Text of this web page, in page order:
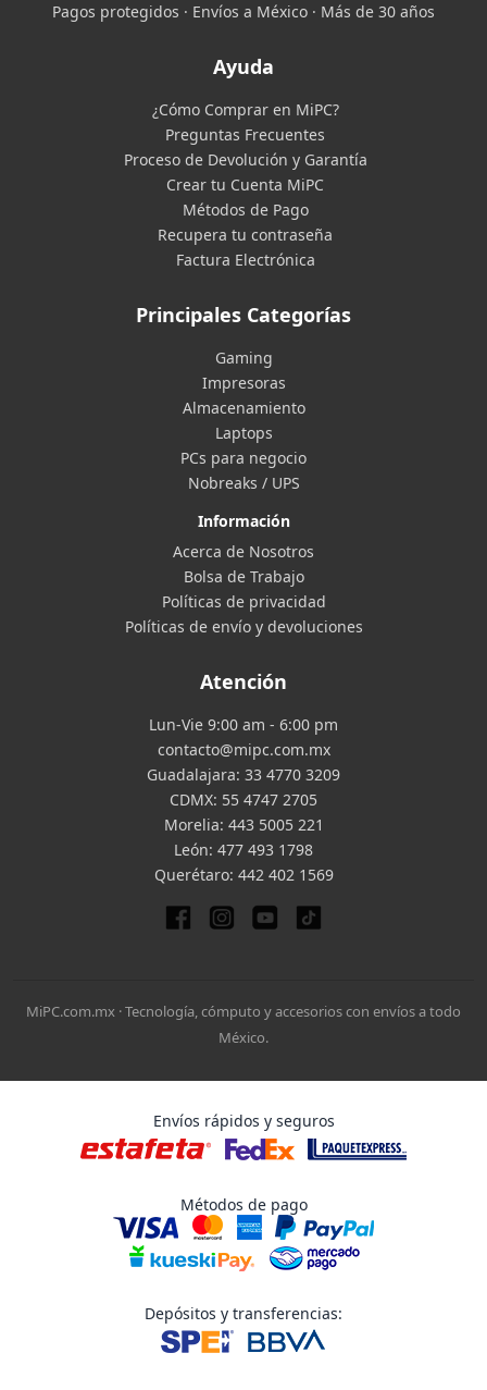
Pagos protegidos · Envíos a México · Más de 30 años
Ayuda
¿Cómo Comprar en MiPC?
Preguntas Frecuentes
Proceso de Devolución y Garantía
Crear tu Cuenta MiPC
Métodos de Pago
Recupera tu contraseña
Factura Electrónica
Principales Categorías
Gaming
Impresoras
Almacenamiento
Laptops
PCs para negocio
Nobreaks / UPS
Información
Acerca de Nosotros
Bolsa de Trabajo
Políticas de privacidad
Políticas de envío y devoluciones
Atención
Lun-Vie 9:00 am - 6:00 pm
contacto@mipc.com.mx
Guadalajara: 33 4770 3209
CDMX: 55 4747 2705
Morelia: 443 5005 221
León: 477 493 1798
Querétaro: 442 402 1569
MiPC.com.mx · Tecnología, cómputo y accesorios con envíos a todo
México.
Envíos rápidos y seguros
Métodos de pago
Depósitos y transferencias: